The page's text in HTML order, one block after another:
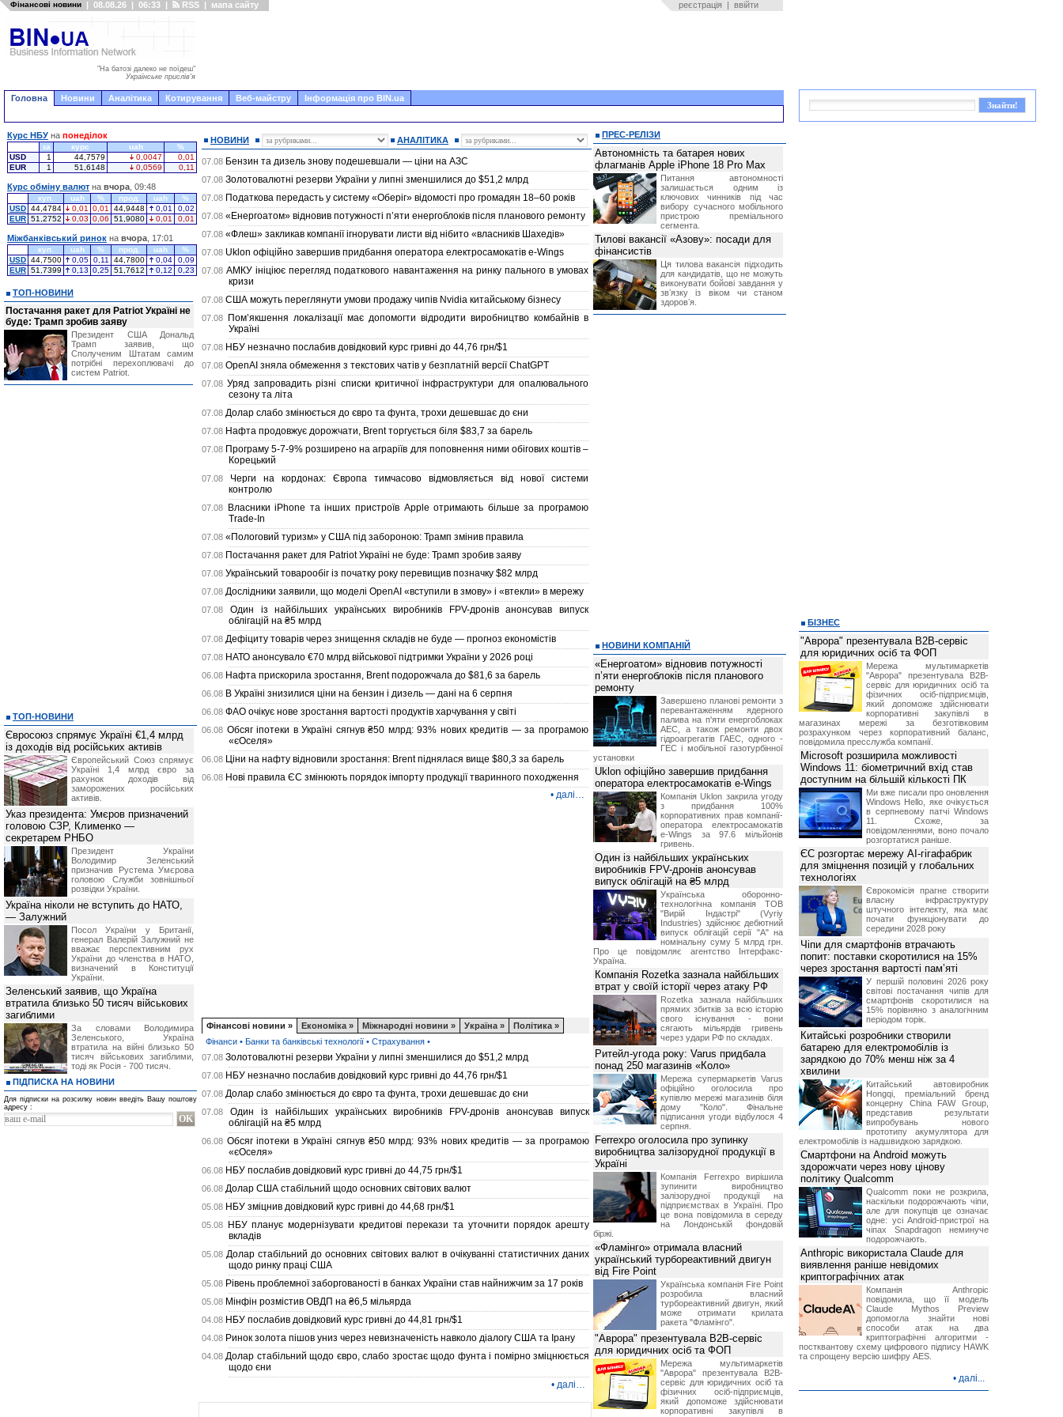
Фінансові новини | 08.08.26 | 06:33 | RSS | мапа сайту реєстрація | ввійти
"На батозі далеко не поїдеш"
Українське прислів'я
Головна Новини Аналітика Котирування Веб-майстру Інформація про BIN.ua
НОВИНИ АНАЛІТИКА
07.08 Бензин та дизель знову подешевшали — ціни на АЗС
07.08 Золотовалютні резерви України у липні зменшилися до $51,2 млрд
07.08 Податкова передасть у систему «Оберіг» відомості про громадян 18–60 років
07.08 «Енергоатом» відновив потужності п’яти енергоблоків після планового ремонту
07.08 «Флеш» закликав компанії ігнорувати листи від нібито «власників Шахедів»
07.08 Uklon офіційно завершив придбання оператора електросамокатів e-Wings
07.08 АМКУ ініціює перегляд податкового навантаження на ринку пального в умовах
кризи
07.08 США можуть переглянути умови продажу чипів Nvidia китайському бізнесу
07.08
Пом’якшення локалізації має допомогти відродити виробництво комбайнів в
Україні
07.08 НБУ незначно послабив довідковий курс гривні до 44,76 грн/$1
07.08 OpenAI зняла обмеження з текстових чатів у безплатній версії ChatGPT
07.08 Уряд запровадить різні списки критичної інфраструктури для опалювального
сезону та літа
07.08 Долар слабо змінюється до євро та фунта, трохи дешевшає до єни
07.08 Нафта продовжує дорожчати, Brent торгується біля $83,7 за барель
07.08 Програму 5-7-9% розширено на аграріїв для поповнення ними обігових коштів –
Корецький
07.08
Черги на кордонах: Європа тимчасово відмовляється від нової системи
контролю
07.08
Власники iPhone та інших пристроїв Apple отримають більше за програмою
Trade-In
07.08 «Пологовий туризм» у США під забороною: Трамп змінив правила
07.08 Постачання ракет для Patriot Україні не буде: Трамп зробив заяву
07.08 Український товарообіг із початку року перевищив позначку $82 млрд
07.08 Дослідники заявили, що моделі OpenAI «вступили в змову» і «втекли» в мережу
07.08
Один із найбільших українських виробників FPV-дронів анонсував випуск
облігацій на ₴5 млрд
07.08 Дефіциту товарів через знищення складів не буде — прогноз економістів
07.08 НАТО анонсувало €70 млрд військової підтримки України у 2026 році
06.08 Нафта прискорила зростання, Brent подорожчала до $81,6 за барель
06.08 В Україні знизилися ціни на бензин і дизель — дані на 6 серпня
06.08 ФАО очікує нове зростання вартості продуктів харчування у світі
06.08 Обсяг іпотеки в Україні сягнув ₴50 млрд: 93% нових кредитів — за програмою
«єОселя»
06.08 Ціни на нафту відновили зростання: Brent піднялася вище $80,3 за барель
06.08 Нові правила ЄС змінюють порядок імпорту продукції тваринного походження
• далі…
ЗА РУБРИКАМИ
Фінансові новини » Економіка » Міжнародні новини » Україна »
Політика »
Фінанси • Банки та банківські технології • Страхування •
07.08 Золотовалютні резерви України у липні зменшилися до $51,2 млрд
07.08 НБУ незначно послабив довідковий курс гривні до 44,76 грн/$1
07.08 Долар слабо змінюється до євро та фунта, трохи дешевшає до єни
07.08
Один із найбільших українських виробників FPV-дронів анонсував випуск
облігацій на ₴5 млрд
06.08 Обсяг іпотеки в Україні сягнув ₴50 млрд: 93% нових кредитів — за програмою
«єОселя»
06.08 НБУ послабив довідковий курс гривні до 44,75 грн/$1
06.08 Долар США стабільний щодо основних світових валют
05.08 НБУ зміцнив довідковий курс гривні до 44,68 грн/$1
05.08
НБУ планує модернізувати кредитові перекази та уточнити порядок арешту
вкладів
05.08 Долар стабільний до основних світових валют в очікуванні статистичних даних
щодо ринку праці США
05.08 Рівень проблемної заборгованості в банках України став найнижчим за 17 років
05.08 Мінфін розмістив ОВДП на ₴6,5 мільярда
04.08 НБУ послабив довідковий курс гривні до 44,81 грн/$1
04.08 Ринок золота пішов униз через невизначеність навколо діалогу США та Ірану
04.08 Долар стабільний щодо євро, слабо зростає щодо фунта і помірно зміцнюється
щодо єни
• далі…
Курс НБУ на понеділок
за курс uah
%
USD
1 44,7579 0,0047
0,01
EUR
1 51,6148 0,0569 0,11
Курс обміну валют на вчора , 09:48
куп. uah % прод. uah
%
USD 44,4784 0,01 0,01 44,9448 0,01
0,02
EUR 51,2752 0,03 0,06 51,9080 0,01 0,01
Міжбанківський ринок на вчора , 17:01
куп. uah % прод. uah
%
USD 44,7500 0,05 0,11 44,7800 0,04
0,09
EUR 51,7399 0,13 0,25 51,7612 0,12 0,23
ТОП-НОВИНИ
Постачання ракет для Patriot Україні не
буде: Трамп зробив заяву
Президент США Дональд
Трамп заявив, що
Сполученим Штатам самим
потрібні перехоплювачі до
систем Patriot.
ТОП-НОВИНИ
Євросоюз спрямує Україні €1,4 млрд
із доходів від російських активів
Європейський Союз спрямує
Україні 1,4 млрд євро за
рахунок доходів від
заморожених російських
активів.
Указ президента: Умєров призначений
головою СЗР, Клименко —
секретарем РНБО
Президент України
Володимир Зеленський
призначив Pустема Умєрова
головою Служби зовнішньої
розвідки України.
Україна ніколи не вступить до НАТО,
— Залужний
Посол України у Британії,
генерал Валерій Залужний не
вважає перспективним рух
України до членства в НАТО,
визначений в Конституції
України.
Зеленський заявив, що Україна
втратила близько 50 тисяч військових
загиблими
За словами Володимира
Зеленського, Україна
втратила на війні близько 50
тисяч військових загиблими,
тоді як Росія - 700 тисяч.
ПІДПИСКА НА НОВИНИ
Для підписки на розсилку новин введіть Вашу поштову
адресу :
ПРЕС-РЕЛІЗИ
Автономність та батарея нових
флагманів Apple iPhone 18 Pro Max
Питання автономності
залишається одним із
ключових чинників під час
вибору сучасного мобільного
пристрою преміального
сегмента.
Тилові вакансії «Азову»: посади для
фінансистів
Ця тилова вакансія підходить
для кандидатів, що не можуть
виконувати бойові завдання у
звʼязку із віком чи станом
здоровʼя.
НОВИНИ КОМПАНІЙ
«Енергоатом» відновив потужності
п’яти енергоблоків після планового
ремонту
Завершено планові ремонти з
перевантаженням ядерного
палива на п'яти енергоблоках
АЕС, а також ремонти двох
гідроагрегатів ГАЕС, одного -
ГЕС і мобільної газотурбінної
установки
Uklon офіційно завершив придбання
оператора електросамокатів e-Wings
Компанія Uklon закрила угоду
з придбання 100%
корпоративних прав компанії-
оператора електросамокатів
e-Wings за 97.6 мільйонів
гривень.
Один із найбільших українських
виробників FPV-дронів анонсував
випуск облігацій на ₴5 млрд
Українська оборонно-
технологічна компанія ТОВ
"Вирій Індастрі" (Vyriy
Industries) здійснює дебютний
випуск облігацій серії "А" на
номінальну суму 5 млрд грн.
Про це повідомляє агентство Інтерфакс-
Україна.
Компанія Rozetka зазнала найбільших
втрат у своїй історії через атаку РФ
Rozetka зазнала найбільших
прямих збитків за всю історію
свого існування - вони
сягають мільярдів гривень
через удари РФ по складах.
Ритейл-угода року: Varus придбала
понад 250 магазинів «Коло»
Мережа супермаркетів Varus
офіційно оголосила про
купівлю мережі магазинів біля
дому "Коло". Фінальне
підписання угоди відбулося 4
серпня.
Ferrexpo оголосила про зупинку
виробництва залізорудної продукції в
Україні
Компанія Ferrexpo вирішила
зупинити виробництво
залізорудної продукції на
підприємствах в Україні. Про
це вона повідомила в середу
на Лондонській фондовій
біржі.
«Фламінго» отримала власний
український турбореактивний двигун
від Fire Point
Українська компанія Fire Point
розробила власний
турбореактивний двигун, який
може отримати крилата
ракета "Фламінго".
"Аврора" презентувала B2B-сервіс
для юридичних осіб та ФОП
Мережа мультимаркетів
"Аврора" презентувала B2B-
сервіс для юридичних осіб та
фізичних осіб-підприємців,
який допоможе здійснювати
корпоративні закупівлі в
БІЗНЕС
"Аврора" презентувала B2B-сервіс
для юридичних осіб та ФОП
Мережа мультимаркетів
"Аврора" презентувала B2B-
сервіс для юридичних осіб та
фізичних осіб-підприємців,
який допоможе здійснювати
корпоративні закупівлі в
магазинах мережі за безготівковим
розрахунком через корпоративний баланс,
повідомила пресслужба компанії.
Microsoft розширила можливості
Windows 11: біометричний вхід став
доступним на більшій кількості ПК
Ми вже писали про оновлення
Windows Hello, яке очікується
в серпневому патчі Windows
11. Схоже, за
повідомленнями, воно почало
розгортатися раніше.
ЄС розгортає мережу AI-гігафабрик
для зміцнення позицій у глобальних
технологіях
Єврокомісія прагне створити
власну інфраструктуру
штучного інтелекту, яка має
почати функціонувати до
середини 2028 року
Чіпи для смартфонів втрачають
попит: поставки скоротилися на 15%
через зростання вартості пам’яті
У першій половині 2026 року
світові постачання чипів для
смартфонів скоротилися на
15% порівняно з аналогічним
періодом торік.
Китайські розробники створили
батарею для електромобілів із
зарядкою до 70% менш ніж за 4
хвилини
Китайський автовиробник
Hongqi, преміальний бренд
концерну China FAW Group,
представив результати
випробувань нового
прототипу акумулятора для
електромобілів із надшвидкою зарядкою.
Смартфони на Android можуть
здорожчати через нову цінову
політику Qualcomm
Qualcomm поки не розкрила,
наскільки подорожчають чіпи,
але для покупців це означає
одне: усі Android-пристрої на
чіпах Snapdragon неминуче
подорожчають.
Anthropic використала Claude для
виявлення раніше невідомих
криптографічних атак
Компанія Anthropic
повідомила, що її модель
Claude Mythos Preview
допомогла знайти нові
способи атак на два
криптографічні алгоритми -
постквантову схему цифрового підпису HAWK
та спрощену версію шифру AES.
• далі...